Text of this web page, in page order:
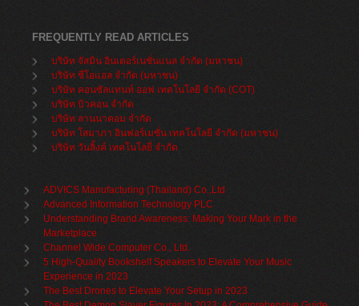
FREQUENTLY READ ARTICLES
บริษัท จัสมิน อินเตอร์เนชั่นแนล จำกัด (มหาชน)
บริษัท ซีโอแอล จำกัด (มหาชน)
บริษัท คอนซัลแทนท์ ออฟ เทคโนโลยี จำกัด (COT)
บริษัท บิวคอน จำกัด
บริษัท ลานนาคอม จำกัด
บริษัท โสมาภา อินฟอร์เมชั่น เทคโนโลยี จำกัด (มหาชน)
บริษัท วันลิ้งค์ เทคโนโลยี่ จำกัด
ADVICS Manufacturing (Thailand) Co.,Ltd
Advanced Information Technology PLC
Understanding Brand Awareness: Making Your Mark in the
Marketplace
Channel Wide Computer Co., Ltd.
5 High-Quality Bookshelf Speakers to Elevate Your Music
Experience in 2023
The Best Drones to Elevate Your Setup in 2023